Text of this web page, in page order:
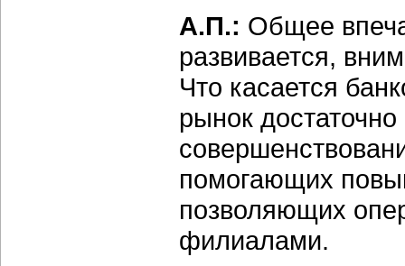
А.П.: Общее
развивается,
Что касается
рынок
помогающих
позволяющих
филиалами.